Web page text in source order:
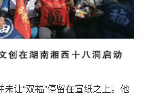
让“双福”停留在宣纸之上。他